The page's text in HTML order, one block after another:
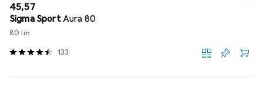
EUR
45,57
Sigma SportAura 80
80 lm
133